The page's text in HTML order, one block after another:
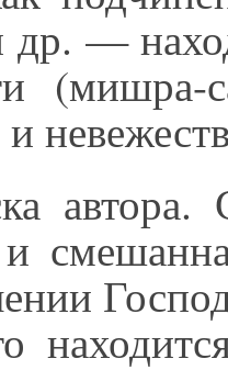
—
(мишра-
и
автора.
и